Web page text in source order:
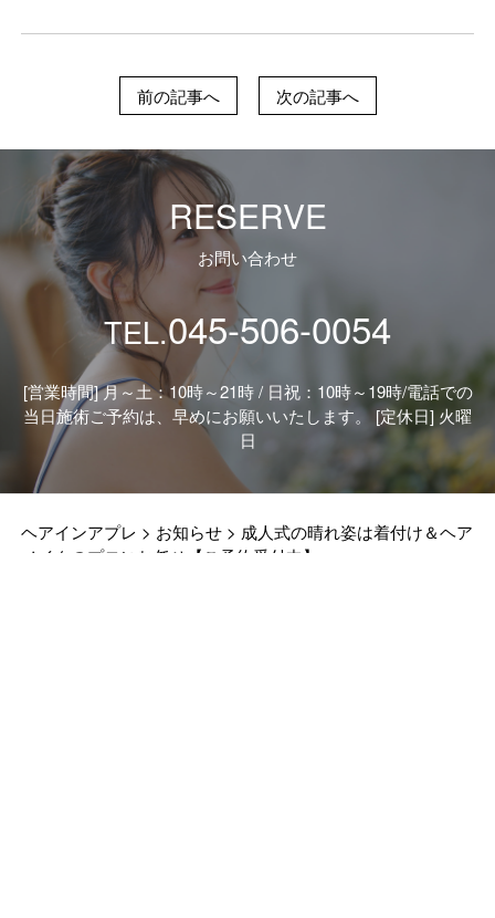
前の記事へ 次の記事へ
RESERVE
お問い合わせ
TEL.045-506-0054
[営業時間] 月～土：10時～21時 / 日祝：10時～19時/電話での
当日施術ご予約は、早めにお願いいたします。 [定休日] 火曜
日
ヘアインアプレ > お知らせ> 成人式の晴れ姿は着付け＆ヘア
メイクのプロにお任せ【ご予約受付中】